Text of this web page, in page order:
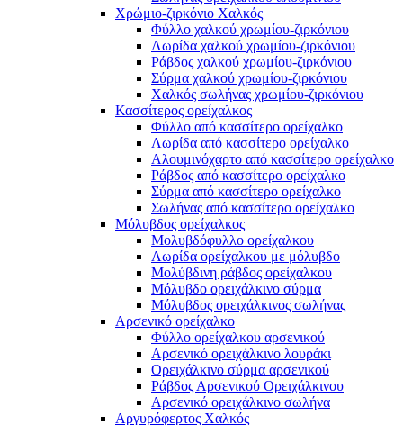
Χρώμιο-ζιρκόνιο Χαλκός
Φύλλο χαλκού χρωμίου-ζιρκόνιου
Λωρίδα χαλκού χρωμίου-ζιρκόνιου
Ράβδος χαλκού χρωμίου-ζιρκόνιου
Σύρμα χαλκού χρωμίου-ζιρκόνιου
Χαλκός σωλήνας χρωμίου-ζιρκόνιου
Κασσίτερος ορείχαλκος
Φύλλο από κασσίτερο ορείχαλκο
Λωρίδα από κασσίτερο ορείχαλκο
Αλουμινόχαρτο από κασσίτερο ορείχαλκο
Ράβδος από κασσίτερο ορείχαλκο
Σύρμα από κασσίτερο ορείχαλκο
Σωλήνας από κασσίτερο ορείχαλκο
Μόλυβδος ορείχαλκος
Μολυβδόφυλλο ορείχαλκου
Λωρίδα ορείχαλκου με μόλυβδο
Μολύβδινη ράβδος ορείχαλκου
Μόλυβδο ορειχάλκινο σύρμα
Μόλυβδος ορειχάλκινος σωλήνας
Αρσενικό ορείχαλκο
Φύλλο ορείχαλκου αρσενικού
Αρσενικό ορειχάλκινο λουράκι
Ορειχάλκινο σύρμα αρσενικού
Ράβδος Αρσενικού Ορειχάλκινου
Αρσενικό ορειχάλκινο σωλήνα
Αργυρόφερτος Χαλκός